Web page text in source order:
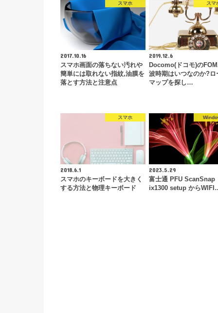
スマホ
2017.10.16
スマホ画面の落ちない汚れや
簡単には取れない指紋,油膜を
落とす方法と注意点
スマ
2019.12.6
Docomo(ドコモ)の
波時期はいつなのか?ロ
マップを探し…
スマホ
2018.6.1
スマホのキーボードを大きく
する方法と物理キーボード
2023.5.29
富士通 PFU ScanSnap
ix1300 setup から